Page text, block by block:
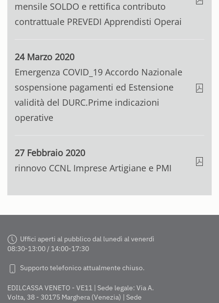
mensile SOLDO e rettifica contributo
contrattuale PREVEDI Apprendisti Operai
24 Marzo 2020
Emergenza COVID_19 Accordo Nazionale
sospensione pagamenti ed Estensione
validità del DURC.Prime indicazioni
operative
27 Febbraio 2020
rinnovo CCNL Imprese Artigiane e PMI
Uffici aperti al pubblico dal lunedì al venerdì
08:30-13:00 / 14:00-17:30
Supporto telefonico attualmente chiuso.
EDILCASSA VENETO - VE11 | Sede legale: Via A.
Volta, 38 - 30175 Marghera (Venezia) | Sede